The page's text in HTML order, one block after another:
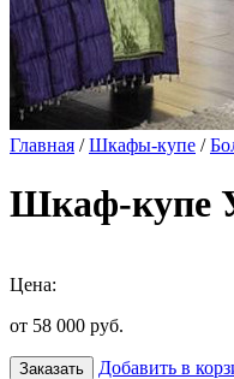
Главная /Шкафы-купе /
Шкаф-купе
Цена:
от 58 000 руб.
Заказать Добавить в